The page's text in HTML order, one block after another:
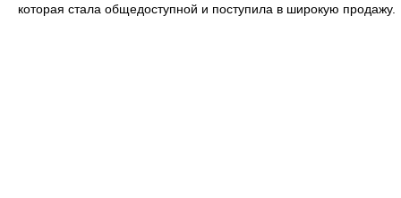
которая стала общедоступной и поступила в широкую продажу.